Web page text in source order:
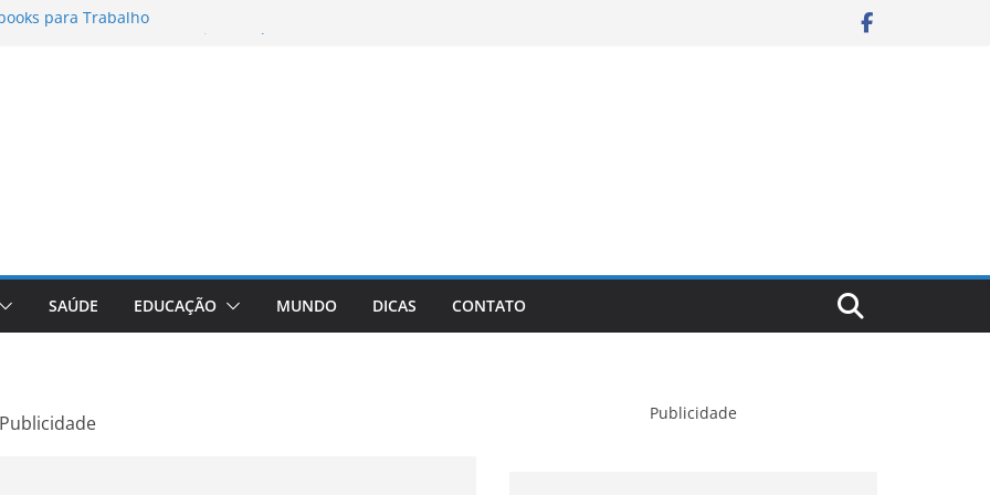
para Trabalho
A Comprehensive Review of the
Loss Pill
SAÚDE EDUCAÇÃO MUNDO DICAS CONTATO
Publicidade Publicidade